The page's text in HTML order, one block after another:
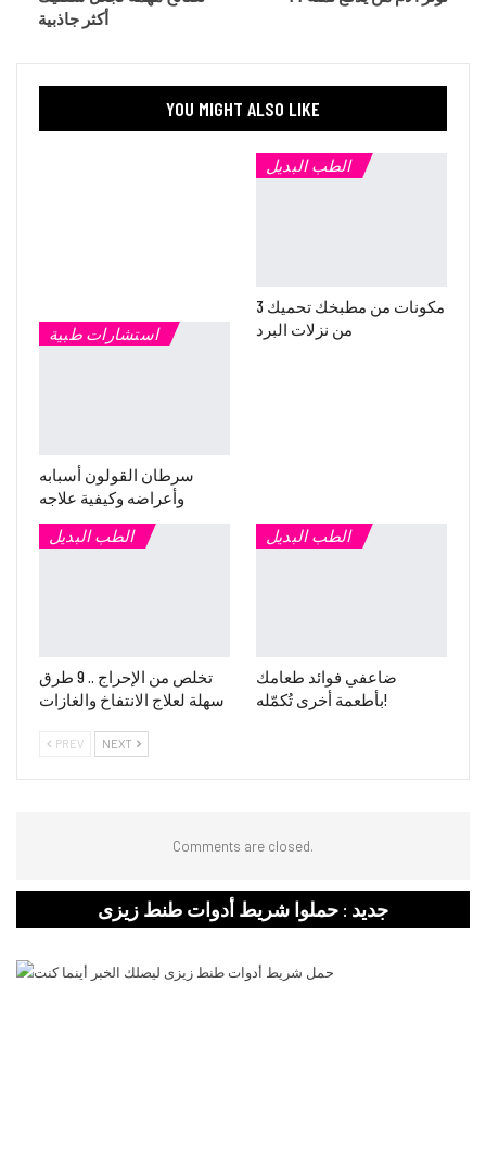
أكثر جاذبية
YOU MIGHT ALSO LIKE
استشارات طبية
سرطان القولون أسبابه
وأعراضه وكيفية علاجه
الطب البديل
3 مكونات من مطبخك تحميك
من نزلات البرد
الطب البديل
تخلص من الإحراج .. 9 طرق
سهلة لعلاج الانتفاخ والغازات
الطب البديل
ضاعفي فوائد طعامك
بأطعمة أخرى تُكمّله!
PREV NEXT
Comments are closed.
جديد : حملوا شريط أدوات طنط زيزى